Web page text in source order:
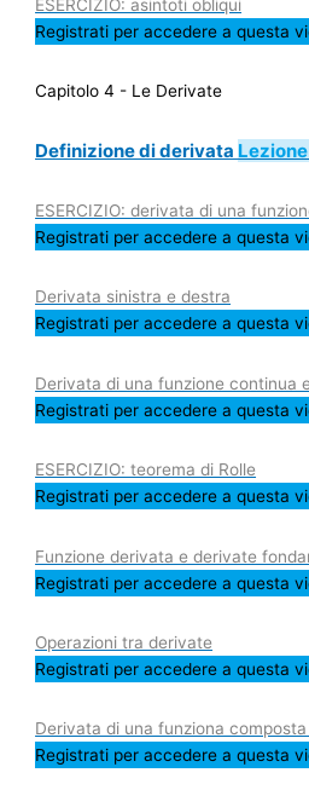
ESERCIZIO: asintoti obliqui
Registrati per accedere a questa
Capitolo 4 - Le Derivate
Definizione di derivata
ESERCIZIO: derivata di una
Registrati per accedere a questa
Derivata sinistra e destra
Registrati per accedere a questa
Derivata di una funzione continua
Registrati per accedere a questa
ESERCIZIO: teorema di Rolle
Registrati per accedere a questa
Funzione derivata e derivate
Registrati per accedere a questa
Operazioni tra derivate
Registrati per accedere a questa
Derivata di una funziona
Registrati per accedere a questa